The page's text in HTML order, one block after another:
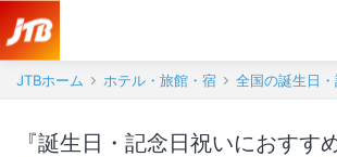
JTBホーム ホテル・旅館・宿 全国の誕生日
『誕生日・記念日祝いにおすす